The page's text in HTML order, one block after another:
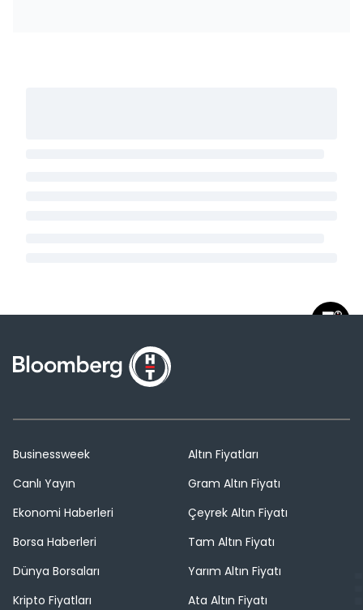
Businessweek
Canlı Yayın
Ekonomi Haberleri
Borsa Haberleri
Dünya Borsaları
Kripto Fiyatları
Altın Fiyatları
Gram Altın Fiyatı
Çeyrek Altın Fiyatı
Tam Altın Fiyatı
Yarım Altın Fiyatı
Ata Altın Fiyatı